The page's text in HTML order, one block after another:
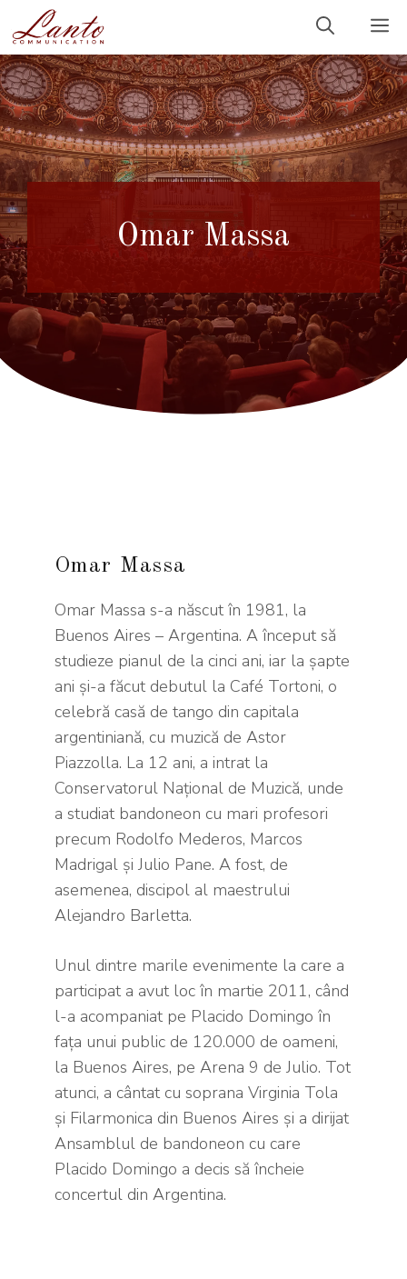
la
conținut
Omar Massa
Omar Massa
Omar Massa s-a născut în 1981, la
Buenos Aires – Argentina. A început să
studieze pianul de la cinci ani, iar la şapte
ani şi-a făcut debutul la Café Tortoni, o
celebră casă de tango din capitala
argentiniană, cu muzică de Astor
Piazzolla. La 12 ani, a intrat la
Conservatorul Naţional de Muzică, unde
a studiat bandoneon cu mari profesori
precum Rodolfo Mederos, Marcos
Madrigal şi Julio Pane. A fost, de
asemenea, discipol al maestrului
Alejandro Barletta.
Unul dintre marile evenimente la care a
participat a avut loc în martie 2011, când
l-a acompaniat pe Placido Domingo în
faţa unui public de 120.000 de oameni,
la Buenos Aires, pe Arena 9 de Julio. Tot
atunci, a cântat cu soprana Virginia Tola
şi Filarmonica din Buenos Aires şi a dirijat
Ansamblul de bandoneon cu care
Placido Domingo a decis să încheie
concertul din Argentina.